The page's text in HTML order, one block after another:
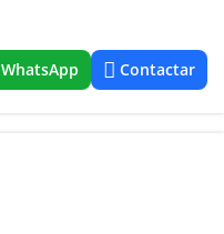
WhatsApp Contactar